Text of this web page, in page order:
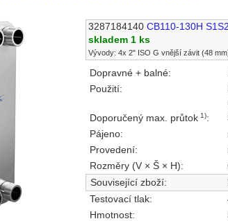
3287184140 CB110-130H
skladem 1 ks
Vývody: 4x 2" ISO G vnější závit (48
Dopravné + balné:
Použití:
Doporučený max. průtok 1):
Pájeno:
Provedení:
Rozměry (V × Š × H):
Související zboží:
Testovací tlak:
Hmotnost: